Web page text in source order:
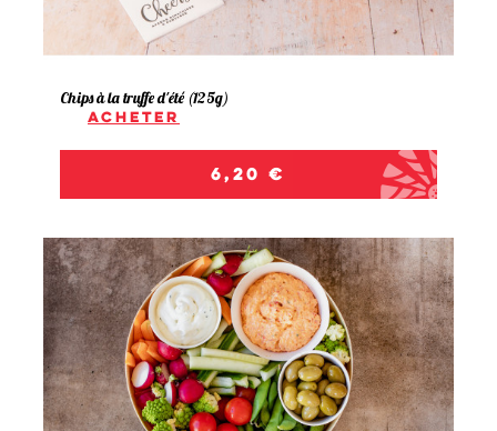
Chips à la truffe d'été (125g)
Acheter
Prix
6,20 €